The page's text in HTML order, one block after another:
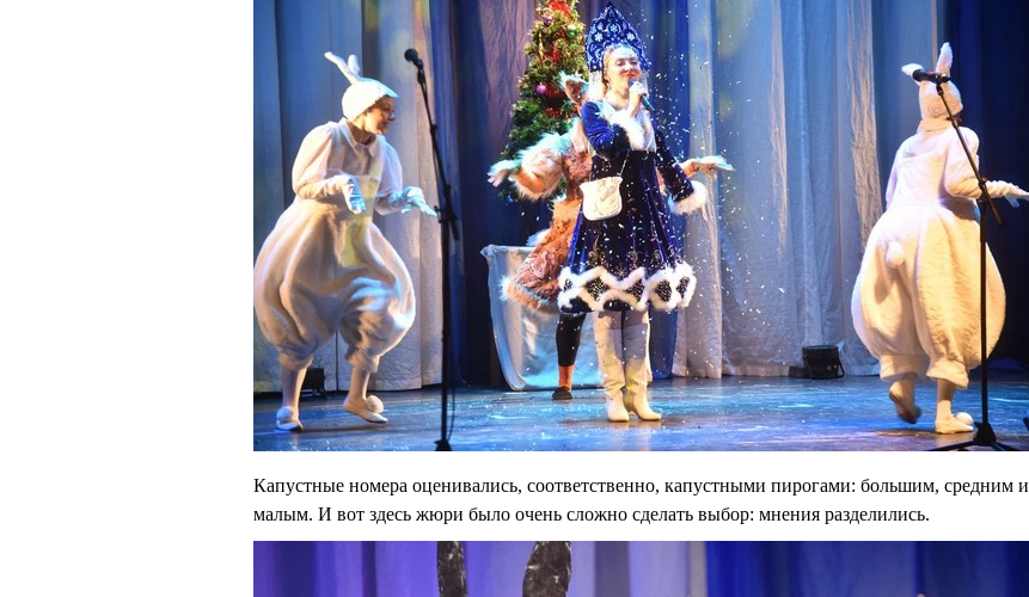
Капустные номера оценивались, соответственно, капустными пирогами: большим, средним и
малым. И вот здесь жюри было очень сложно сделать выбор: мнения разделились.